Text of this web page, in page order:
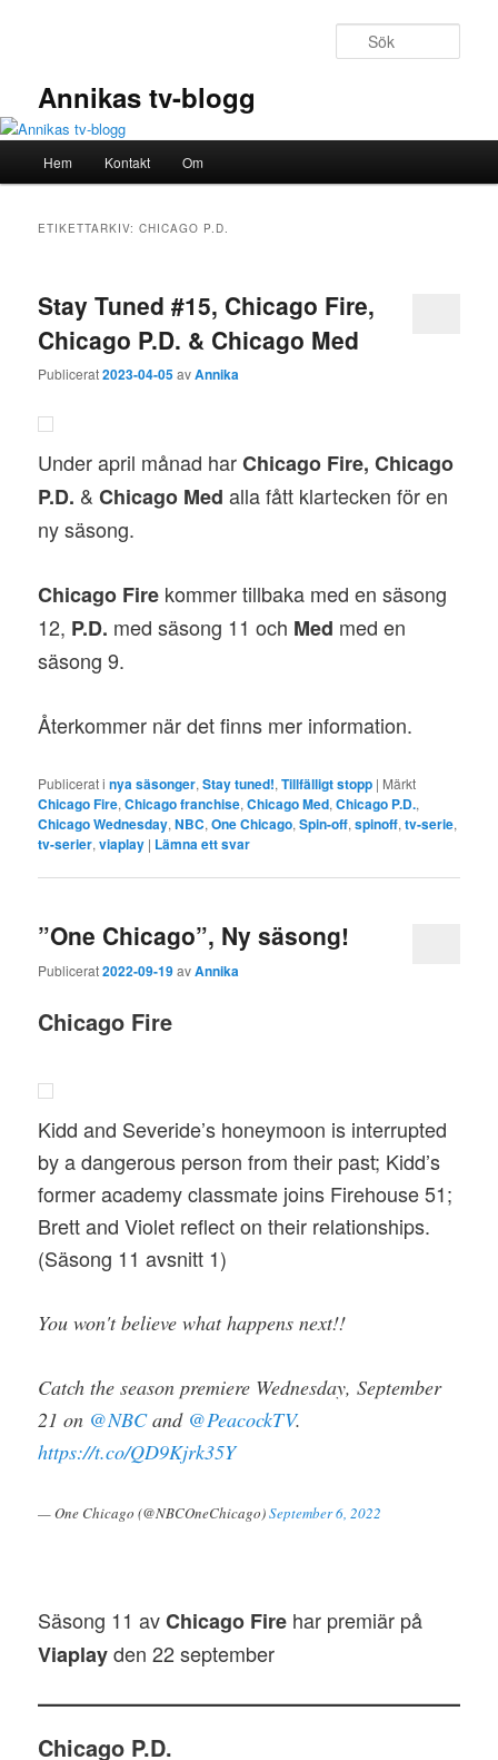
Annikas tv-blogg
Hem Kontakt Om
ETIKETTARKIV:CHICAGO P.D.
Stay Tuned #15, Chicago Fire,
Chicago P.D. & Chicago Med
Publicerat2023-04-05avAnnika
Under april månad harChicago Fire, Chicago
P.D. &Chicago Med alla fått klartecken för en
ny säsong.
Chicago Fire kommer tillbaka med en säsong
12, P.D. med säsong 11 och Med med en
säsong 9.
Återkommer när det finns mer information.
Publicerat i nya säsonger,Stay tuned!,Tillfälligt stopp | Märkt
Chicago Fire,Chicago franchise,Chicago Med,Chicago P.D.,
Chicago Wednesday,NBC,One Chicago,Spin-off,spinoff,tv-serie,
tv-serier,viaplay | Lämna ett svar
”One Chicago”, Ny säsong!
Publicerat2022-09-19avAnnika
Chicago Fire
Kidd and Severide’s honeymoon is interrupted
by a dangerous person from their past; Kidd’s
former academy classmate joins Firehouse 51;
Brett and Violet reflect on their relationships.
(Säsong 11 avsnitt 1)
You won't believe what happens next!!
Catch the season premiere Wednesday, September
21 on @NBCand @PeacockTV.
https://t.co/QD9Kjrk35Y
— One Chicago (@NBCOneChicago)September 6, 2022
Säsong 11 avChicago Fire har premiär på
Viaplayden 22 september
Chicago P.D.